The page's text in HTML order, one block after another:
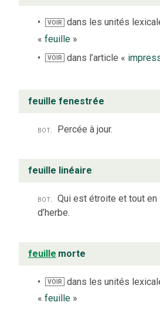
VOIR
dans les unités
« feuille »
VOIR dans l’article «
feuille fenestrée
bot. Percée à jour.
feuille linéaire
bot.
Qui est étroite et tout en
d’herbe.
feuille morte
VOIR
dans les unités
« feuille »